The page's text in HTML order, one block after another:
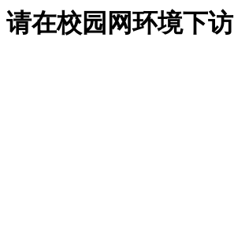
请在校园网环境下